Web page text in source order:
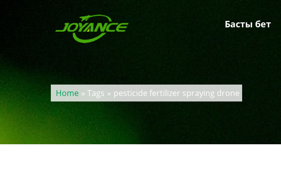
Басты бет
Home » Tags pesticide fertilizer spraying drone
»